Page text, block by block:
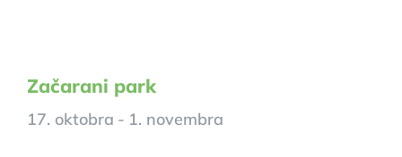
Začarani park
17. oktobra - 1. novembra